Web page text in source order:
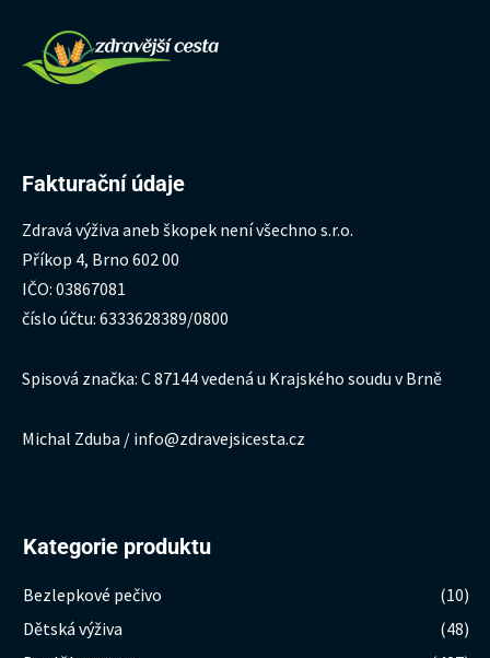
Fakturační údaje
Zdravá výživa aneb škopek není všechno s.r.o.
Příkop 4, Brno 602 00
IČO: 03867081
číslo účtu: 6333628389/0800
Spisová značka: C 87144 vedená u Krajského soudu v Brně
Michal Zduba / info@zdravejsicesta.cz
Kategorie produktu
Bezlepkové pečivo
(10)
Dětská výživa
(48)